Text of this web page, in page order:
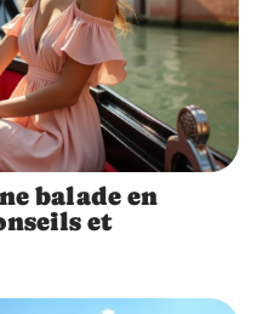
balade en
et